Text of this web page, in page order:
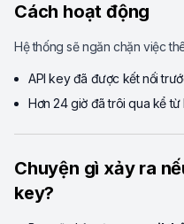
Cách hoạt động
Hệ thống sẽ ngăn chặn việc
API key đã được kết nối
Hơn 24 giờ đã trôi qua kể
Chuyện gì xảy ra
key?